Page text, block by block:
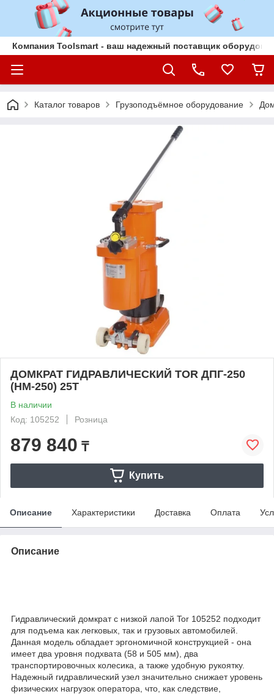
Компания Toolsmart - ваш надежный поставщик
Каталог товаров Грузоподъёмное оборудование
ДОМКРАТ ГИДРАВЛИЧЕСКИЙ TOR ДПГ-250
(HM-250) 25T
В наличии
Код: 105252
Розница
879 840 ₸
Купить
Описание Характеристики Доставка Оплата
Описание
Гидравлический домкрат с низкой лапой Tor 105252 подходит
для подъема как легковых, так и грузовых автомобилей.
Данная модель обладает эргономичной конструкцией - она
имеет два уровня подхвата (58 и 505 мм), два
транспортировочных колесика, а также удобную рукоятку.
Надежный гидравлический узел значительно снижает уровень
физических нагрузок оператора, что, как следствие,